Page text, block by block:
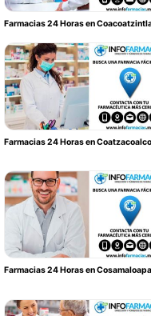
Farmacias 24 Horas en
Farmacias 24 Horas en
Farmacias 24 Horas en